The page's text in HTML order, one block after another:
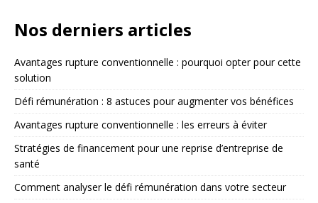
Nos derniers articles
Avantages rupture conventionnelle : pourquoi opter pour cette
solution
Défi rémunération : 8 astuces pour augmenter vos bénéfices
Avantages rupture conventionnelle : les erreurs à éviter
Stratégies de financement pour une reprise d’entreprise de
santé
Comment analyser le défi rémunération dans votre secteur